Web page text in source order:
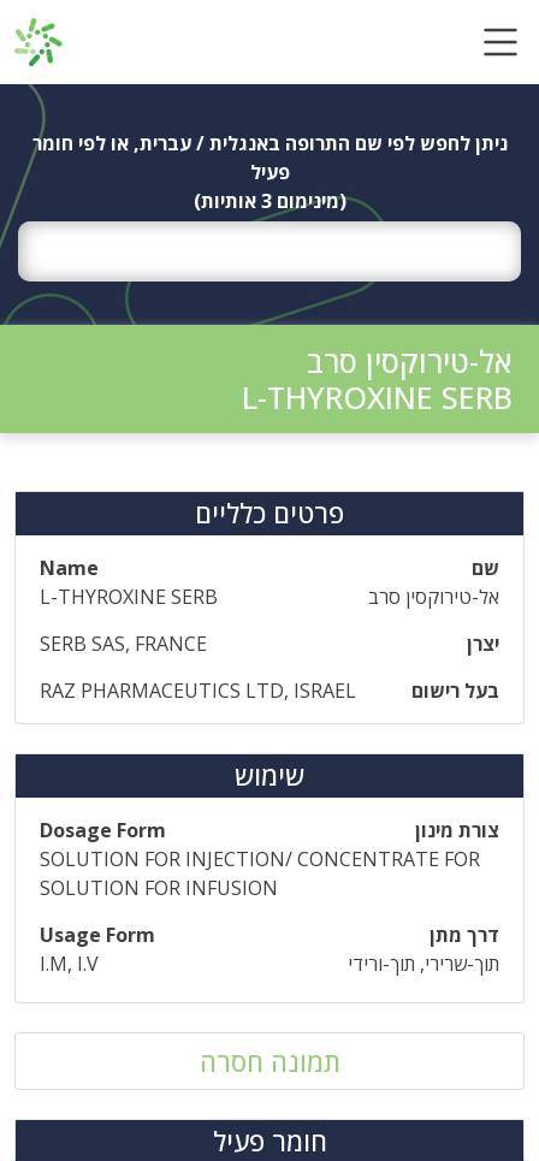
ניתן לחפש לפי שם התרופה באנגלית / עברית, או לפי חומר
פעיל
(מינימום 3 אותיות)
אל-טירוקסין סרב
L-THYROXINE SERB
פרטים כלליים
שם
Name
אל-טירוקסין סרב
L-THYROXINE SERB
יצרן
SERB SAS, FRANCE
בעל רישום
RAZ PHARMACEUTICS LTD, ISRAEL
שימוש
צורת מינון
Dosage Form
SOLUTION FOR INJECTION/ CONCENTRATE FOR
SOLUTION FOR INFUSION
דרך מתן
Usage Form
תוך-שרירי, תוך-ורידי
I.M, I.V
תמונה חסרה
חומר פעיל